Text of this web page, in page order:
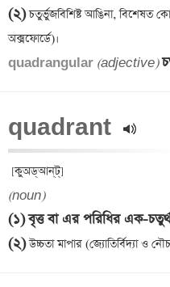
(২) চতুর্ভুজবিশিষ্ট আঙিনা, বিশেষত
quadrangular (adjective)
quadrant
(noun)
(১)বৃত্ত বা এর পরিধির এক-
(২) উচ্চতা মাপার (জ্যোতির্বিদ্যা ও